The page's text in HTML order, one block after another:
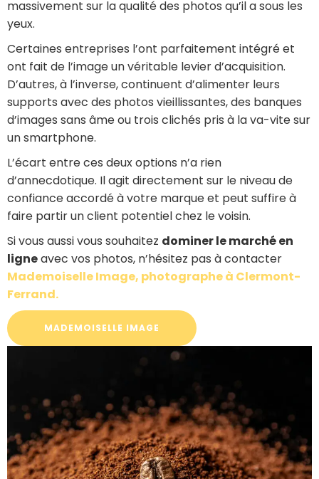
massivement sur la qualité des photos qu’il a sous les
yeux.
Certaines entreprises l’ont parfaitement intégré et
ont fait de l’image un véritable levier d’acquisition.
D’autres, à l’inverse, continuent d’alimenter leurs
supports avec des photos vieillissantes, des banques
d’images sans âme ou trois clichés pris à la va-vite sur
un smartphone.
L’écart entre ces deux options n’a rien
d’annecdotique. Il agit directement sur le niveau de
confiance accordé à votre marque et peut suffire à
faire partir un client potentiel chez le voisin.
Si vous aussi vous souhaitez dominer le marché en
ligneavec vos photos, n’hésitez pas à contacter
Mademoiselle Image, photographe à Clermont-
Ferrand.
MADEMOISELLE IMAGE